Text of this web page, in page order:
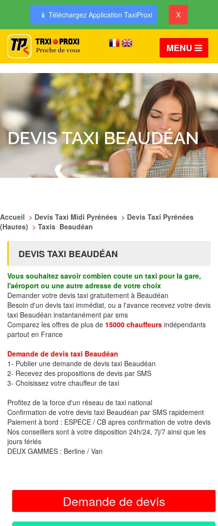
📱 Téléchargez Application TaxiProxi X
MENU
DEVIS TAXI BEAUDÉAN
Accueil > Devis Taxi Midi Pyrénées > Devis Taxi Pyrénées
(Hautes) > Taxis Beaudéan
DEVIS TAXI BEAUDÉAN
Vous souhaitez savoir combien coute un taxi pour la gare,
l'aéroport ou une autre adresse de votre choix
Demander votre devis taxi gratuitement à Beaudéan
Besoin d'un devis taxi immédiat, ou a l'avance recevez votre devis
taxi Beaudéan instantanément par sms
Comparez les offres de plus de 15000 chauffeurs indépendants
partout en France
Demande de devis taxi Beaudéan
1- Publier une demande de devis taxi Beaudéan
2- Recevez des propositions de devis par SMS
3- Choisissez votre chauffeur de taxi
Profitez de la force d'un réseau de taxi national
Confirmation de votre devis taxi Beaudéan par SMS rapidement
Paiement à bord : ESPECE / CB apres confirmation de votre devis
Nos conseillers sont à votre disposition 24h/24, 7j/7 ainsi que les
jours fériés
DEUX GAMMES : Berline / Van
Demande de devis